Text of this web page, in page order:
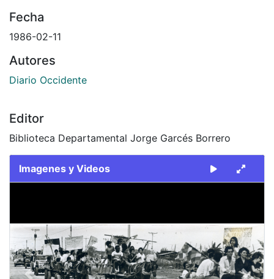
Fecha
1986-02-11
Autores
Diario Occidente
Editor
Biblioteca Departamental Jorge Garcés Borrero
Imagenes y Videos